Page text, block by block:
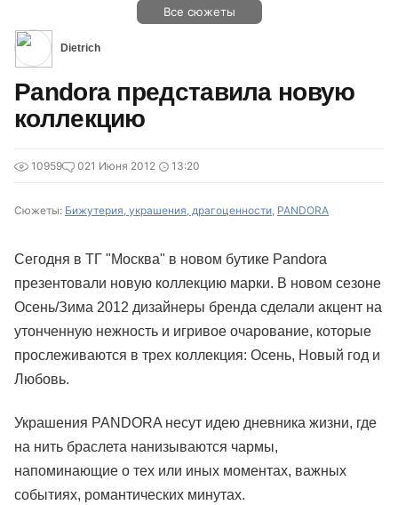
Все сюжеты
Dietrich
Pandora представила новую
коллекцию
10959 021 Июня 2012 13:20
Сюжеты: Бижутерия, украшения, драгоценности, PANDORA
Сегодня в ТГ "Москва" в новом бутике Pandora
презентовали новую коллекцию марки. В новом сезоне
Осень/Зима 2012 дизайнеры бренда сделали акцент на
утонченную нежность и игривое очарование, которые
прослеживаются в трех коллекция: Осень, Новый год и
Любовь.
Украшения PANDORA несут идею дневника жизни, где
на нить браслета нанизываются чармы,
напоминающие о тех или иных моментах, важных
событиях, романтических минутах.